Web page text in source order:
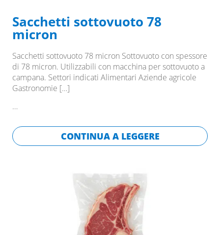
Sacchetti sottovuoto 78
micron
Sacchetti sottovuoto 78 micron Sottovuoto con spessore
di 78 micron. Utilizzabili con macchina per sottovuoto a
campana. Settori indicati Alimentari Aziende agricole
Gastronomie […]
…
CONTINUA A LEGGERE